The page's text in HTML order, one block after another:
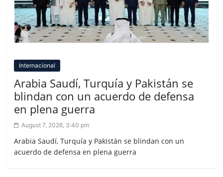
Internacional
Arabia Saudí, Turquía y Pakistán se
blindan con un acuerdo de defensa
en plena guerra
August 7, 2026, 3:40 pm
Arabia Saudí, Turquía y Pakistán se blindan con un
acuerdo de defensa en plena guerra